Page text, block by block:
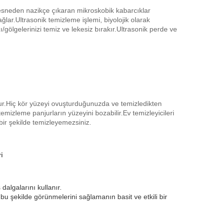
nazikçe çıkaran mikroskobik kabarcıklar
temizleme işlemi, biyolojik olarak
gölgelerinizi temiz ve lekesiz bırakır.Ultrasonik perde ve
kör yüzeyi ovuşturduğunuzda ve temizledikten
panjurların yüzeyini bozabilir.Ev temizleyicileri
şekilde temizleyemezsiniz.
kullanır.
şekilde görünmelerini sağlamanın basit ve etkili bir